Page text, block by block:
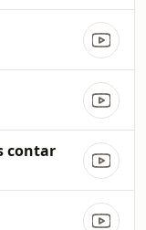
contar